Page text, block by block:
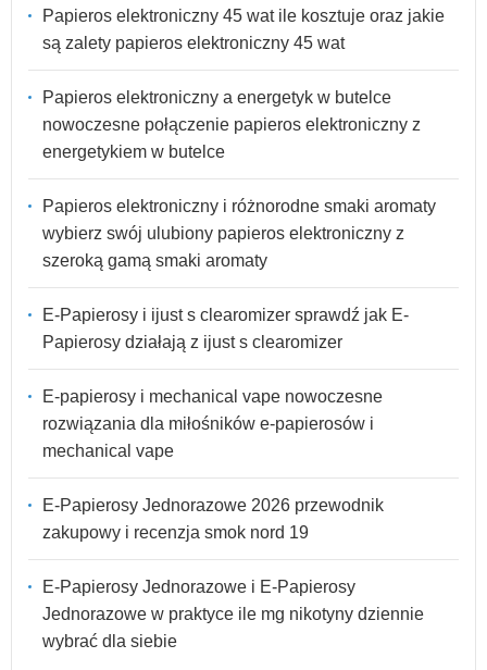
Papieros elektroniczny 45 wat ile kosztuje oraz jakie
są zalety papieros elektroniczny 45 wat
Papieros elektroniczny a energetyk w butelce
nowoczesne połączenie papieros elektroniczny z
energetykiem w butelce
Papieros elektroniczny i różnorodne smaki aromaty
wybierz swój ulubiony papieros elektroniczny z
szeroką gamą smaki aromaty
E-Papierosy i ijust s clearomizer sprawdź jak E-
Papierosy działają z ijust s clearomizer
E-papierosy i mechanical vape nowoczesne
rozwiązania dla miłośników e-papierosów i
mechanical vape
E-Papierosy Jednorazowe 2026 przewodnik
zakupowy i recenzja smok nord 19
E-Papierosy Jednorazowe i E-Papierosy
Jednorazowe w praktyce ile mg nikotyny dziennie
wybrać dla siebie